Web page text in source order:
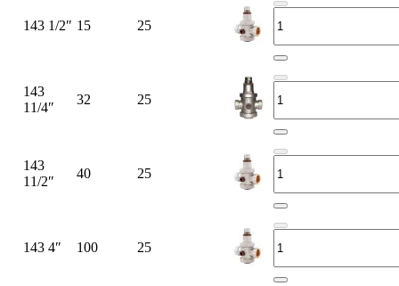
143 1/2″ 15 25
143
11/4″
32 25
143
11/2″
40 25
143 4″ 100 25